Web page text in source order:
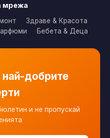
мрежа
Здраве & Красота
Бебета & Деца
най-добрите
и не пропускай